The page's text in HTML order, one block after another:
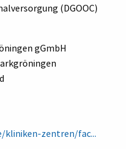
(DGOOC)
gGmbH
kliniken-zentren/fac...